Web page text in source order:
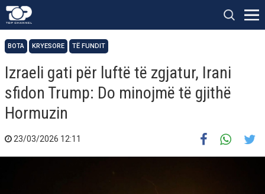
BOTA KRYESORE TË FUNDIT
Izraeli gati për luftë të zgjatur, Irani
sfidon Trump: Do minojmë të gjithë
Hormuzin
23/03/2026 12:11